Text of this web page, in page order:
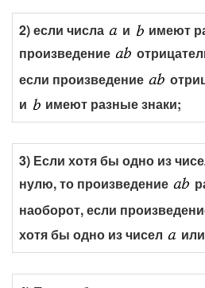
2) если числа и
имеют
произведение
если произведение
и
имеют разные знаки;
3) Если хотя бы одно из
нулю, то произведение
наоборот, если
хотя бы одно из чисел
или